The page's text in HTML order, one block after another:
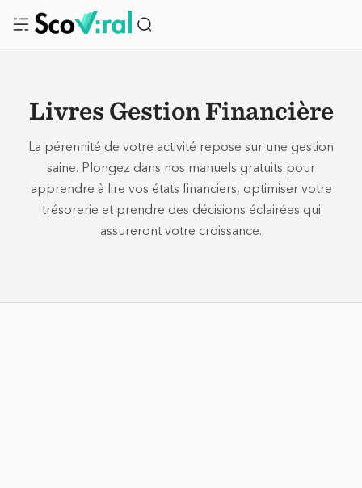
Livres Gestion Financière
La pérennité de votre activité repose sur une gestion
saine. Plongez dans nos manuels gratuits pour
apprendre à lire vos états financiers, optimiser votre
trésorerie et prendre des décisions éclairées qui
assureront votre croissance.